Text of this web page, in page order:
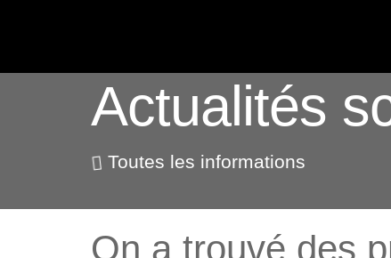
Actualités
Toutes les informations
On a trouvé des